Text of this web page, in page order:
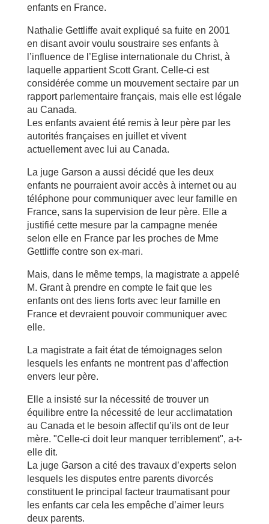
enfants en France.
Nathalie Gettliffe avait expliqué sa fuite en 2001
en disant avoir voulu soustraire ses enfants à
l’influence de l’Eglise internationale du Christ, à
laquelle appartient Scott Grant. Celle-ci est
considérée comme un mouvement sectaire par un
rapport parlementaire français, mais elle est légale
au Canada.
Les enfants avaient été remis à leur père par les
autorités françaises en juillet et vivent
actuellement avec lui au Canada.
La juge Garson a aussi décidé que les deux
enfants ne pourraient avoir accès à internet ou au
téléphone pour communiquer avec leur famille en
France, sans la supervision de leur père. Elle a
justifié cette mesure par la campagne menée
selon elle en France par les proches de Mme
Gettliffe contre son ex-mari.
Mais, dans le même temps, la magistrate a appelé
M. Grant à prendre en compte le fait que les
enfants ont des liens forts avec leur famille en
France et devraient pouvoir communiquer avec
elle.
La magistrate a fait état de témoignages selon
lesquels les enfants ne montrent pas d’affection
envers leur père.
Elle a insisté sur la nécessité de trouver un
équilibre entre la nécessité de leur acclimatation
au Canada et le besoin affectif qu’ils ont de leur
mère. "Celle-ci doit leur manquer terriblement", a-t-
elle dit.
La juge Garson a cité des travaux d’experts selon
lesquels les disputes entre parents divorcés
constituent le principal facteur traumatisant pour
les enfants car cela les empêche d’aimer leurs
deux parents.